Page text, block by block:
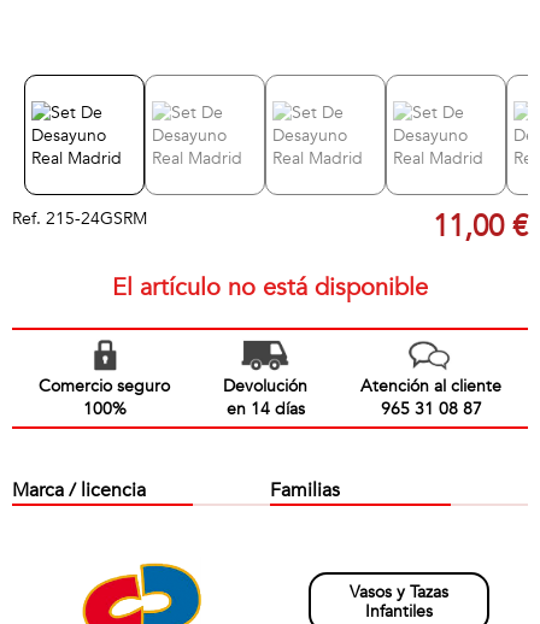
Ref. 215-24GSRM 11,00 €
El artículo no está disponible
Comercio seguro
100%
Devolución
en 14 días
Atención al cliente
965 31 08 87
Marca / licencia Familias
Vasos y Tazas
Infantiles